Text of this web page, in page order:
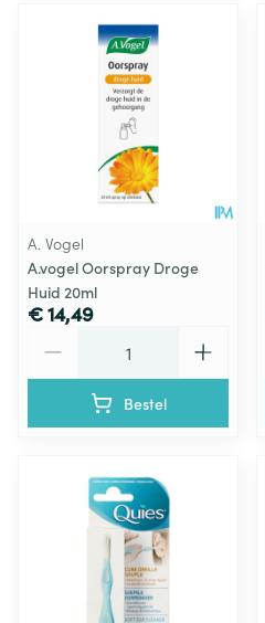
A. Vogel
A.vogel Oorspray Droge
Huid 20ml
€ 14,49
Bestel